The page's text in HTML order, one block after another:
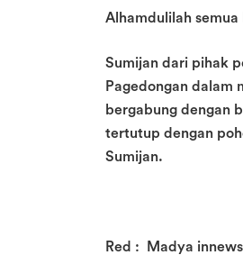
Alhamdulilah
Sumijan dari pihak
Pagedongan dalam
bergabung dengan
tertutup dengan
Sumijan.
Red : Madya innews